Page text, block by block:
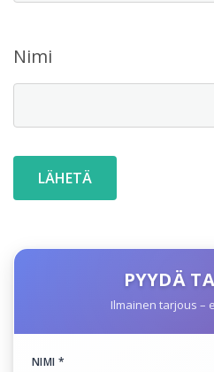
Nimi
PYYDÄ
Ilmainen tarjous –
NIMI *